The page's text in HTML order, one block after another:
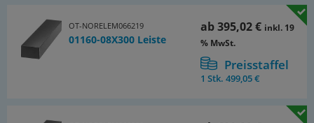
OT-NORELEM066219
01160-08X300 Leiste
ab395,02 € inkl. 19
% MwSt.
Preisstaffel
1 Stk.499,05 €